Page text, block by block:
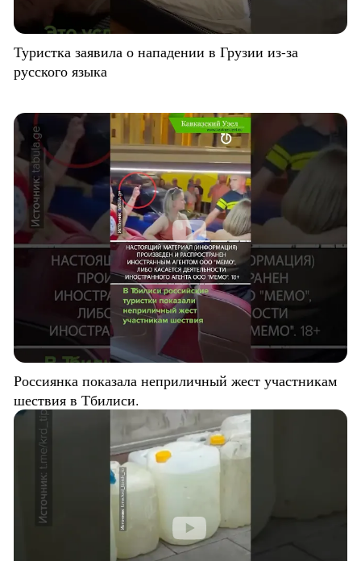
Туристка заявила о нападении в Грузии из-за
русского языка
Россиянка показала неприличный жест участникам
шествия в Тбилиси.